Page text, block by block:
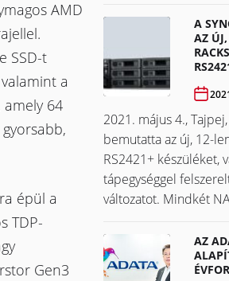
AMD
SSD-t
a
amely 64
épül a
TDP-
Gen3
A
AZ
2021. május 4.,
bemutatta az új, 12-
RS2421+ készüléket,
tápegységgel
változatot. Mindkét
AZ